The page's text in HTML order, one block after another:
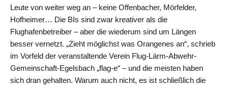
Leute von weiter weg an – keine Offenbacher, Mörfelder,
Hofheimer… Die BIs sind zwar kreativer als die
Flughafenbetreiber – aber die wiederum sind um Längen
besser vernetzt. „Zieht möglichst was Orangenes an“, schrieb
im Vorfeld der veranstaltende Verein Flug-Lärm-Abwehr-
Gemeinschaft-Egelsbach „flag-e“ – und die meisten haben
sich dran gehalten. Warum auch nicht, es ist schließlich die